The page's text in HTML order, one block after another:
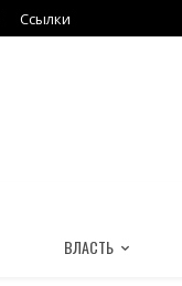
Ссылки
ВЛАСТЬ